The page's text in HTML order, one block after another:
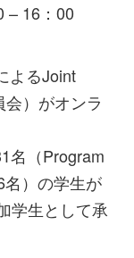
– 16：00
よるJoint
）がオンラ
名（Program
）の学生が
学生として承